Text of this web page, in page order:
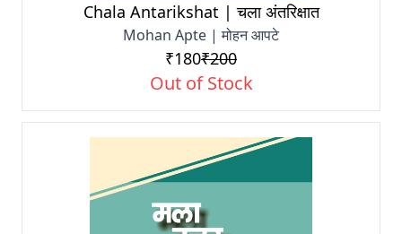
Chala Antarikshat | चला अंतरिक्षात
Mohan Apte | मोहन आपटे
₹180₹200
Out of Stock